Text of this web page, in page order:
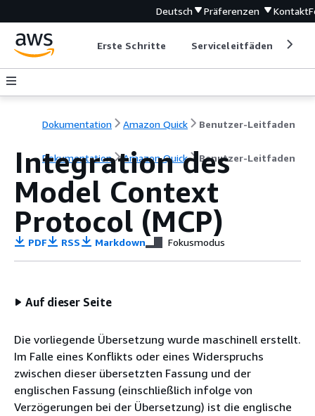
Deutsch Präferenzen Kontakt
Erste Schritte Serviceleitfäden
Dokumentation Amazon Quick Benutzer-Leitfaden
Dokumentation Amazon Quick Benutzer-Leitfaden
Integration des
Model Context
Protocol (MCP)
PDF RSS Markdown Fokusmodus
Auf dieser Seite
Die vorliegende Übersetzung wurde maschinell erstellt.
Im Falle eines Konflikts oder eines Widerspruchs
zwischen dieser übersetzten Fassung und der
englischen Fassung (einschließlich infolge von
Verzögerungen bei der Übersetzung) ist die englische